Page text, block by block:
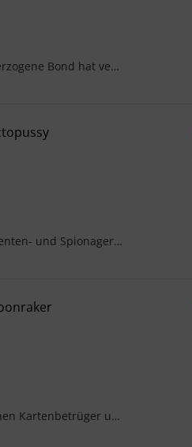
Der einer Gehirnwäsche unterzogene Bond hat versucht, M, seinen Chef, zu ermorden, und ist gesche...
Die meisterhaft erzählten Agenten- und Spionageromane aus der Feder Ian Flemings erstmals UNCUT! ...
Geheimagent 007 entlarvt einen Kartenbetrüger und deckt sein tödliches Geheimnis auf ... Auf Ms B...